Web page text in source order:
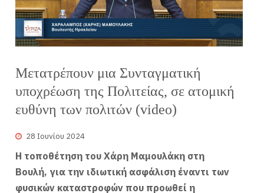
Μετατρέπουν μια Συνταγματική
υποχρέωση της Πολιτείας, σε ατομική
ευθύνη των πολιτών (video)
28 Ιουνίου 2024
Η τοποθέτηση του Χάρη Μαμουλάκη στη
Βουλή, για την ιδιωτική ασφάλιση έναντι των
φυσικών καταστροφών που προωθεί η